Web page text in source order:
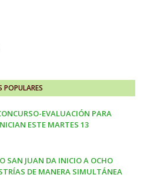
POPULARES
EVALUACIÓN PARA
ESTE MARTES 13
SAN JUAN DA INICIO A OCHO
DE MANERA SIMULTÁNEA